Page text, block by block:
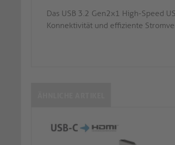
Das USB 3.2 Gen2x1 High-Speed
Konnektivität und effiziente